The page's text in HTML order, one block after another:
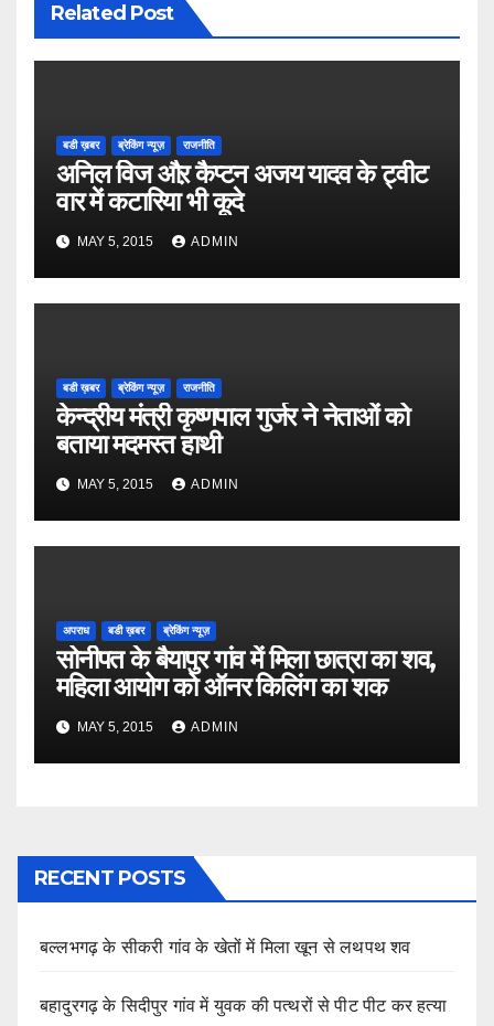
Related Post
बडी ख़बर ब्रेकिंग न्यूज़ राजनीति
अनिल विज औऱ कैप्टन अजय यादव के ट्वीट
वार में कटारिया भी कूदे
MAY 5, 2015 ADMIN
बडी ख़बर ब्रेकिंग न्यूज़ राजनीति
केन्द्रीय मंत्री कृष्णपाल गुर्जर ने नेताओं को
बताया मदमस्त हाथी
MAY 5, 2015 ADMIN
अपराध बडी ख़बर ब्रेकिंग न्यूज़
सोनीपत के बैयापुर गांव में मिला छात्रा का शव,
महिला आयोग को ऑनर किलिंग का शक
MAY 5, 2015 ADMIN
RECENT POSTS
बल्लभगढ़ के सीकरी गांव के खेतों में मिला खून से लथपथ शव
बहादुरगढ़ के सिदीपुर गांव में युवक की पत्थरों से पीट पीट कर हत्या